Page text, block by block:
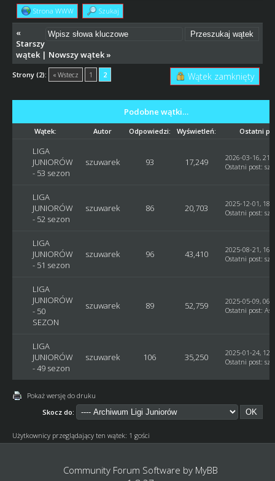
Strona WWW Szukaj
«
Starszy
wątek| Nowszy wątek»
Strony (2): « Wstecz 1 2 Wątek zamknięty
Podobne wątki…
Wątek: Autor Odpowiedzi: Wyświetleń: Ostatni
LIGA
JUNIORÓW
- 53 sezon
szuwarek 93 17,249
2026-03-16,
Ostatni post:
LIGA
JUNIORÓW
- 52 sezon
szuwarek 86 20,703
2025-12-01,
Ostatni post:
LIGA
JUNIORÓW
- 51 sezon
szuwarek 96 43,410
2025-08-21,
Ostatni post:
LIGA
JUNIORÓW
- 50
SEZON
szuwarek 89 52,759
2025-05-09,
Ostatni post:
LIGA
JUNIORÓW
- 49 sezon
szuwarek 106 35,250
2025-01-24,
Ostatni post:
Pokaż wersję do druku
Skocz do:
Użytkownicy przeglądający ten wątek: 1 gości
Community Forum Software by MyBB